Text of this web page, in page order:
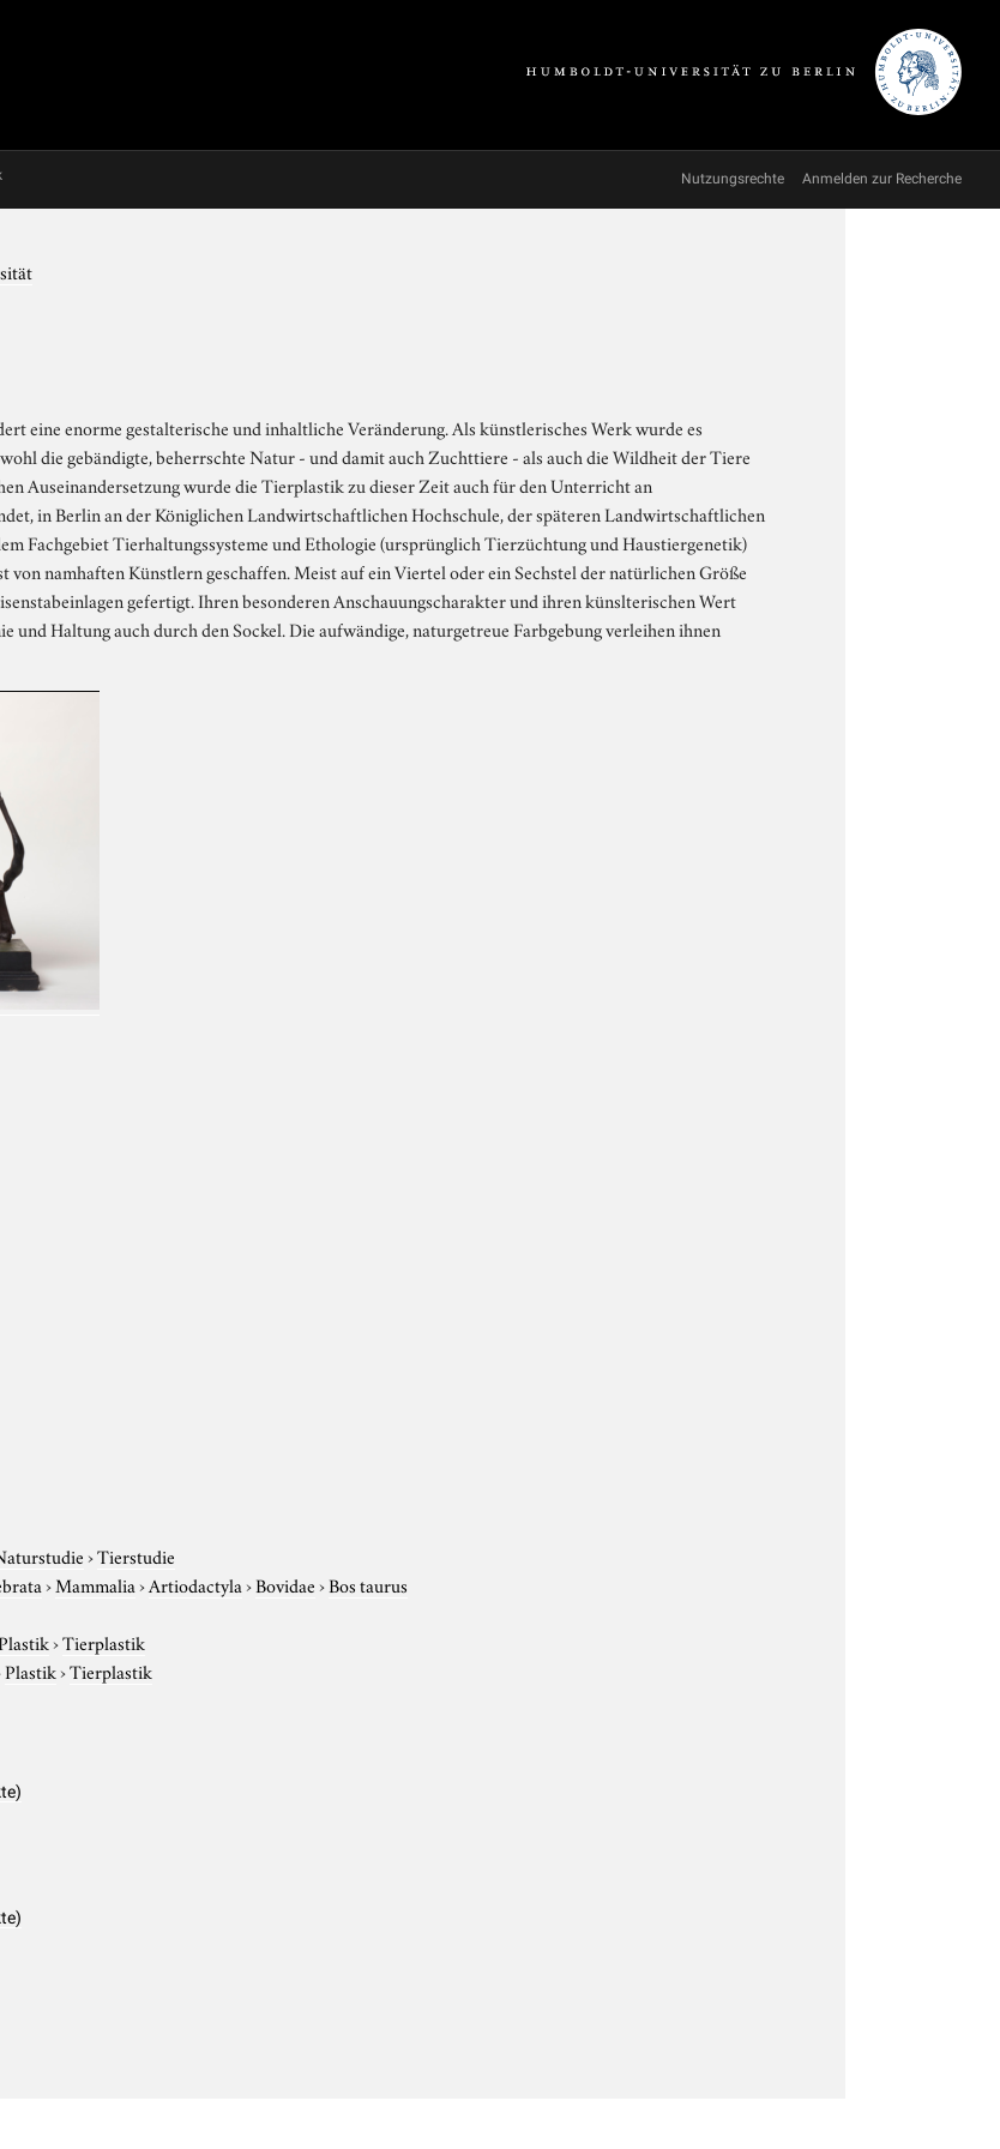
Nutzungsrechte Anmelden zur Recherche
eine enorme gestalterische und inhaltliche Veränderung. Als künstlerisches Werk wurde es
die gebändigte, beherrschte Natur - und damit auch Zuchttiere - als auch die Wildheit der Tiere
Auseinandersetzung wurde die Tierplastik zu dieser Zeit auch für den Unterricht an
in Berlin an der Königlichen Landwirtschaftlichen Hochschule, der späteren Landwirtschaftlichen
Fachgebiet Tierhaltungssysteme und Ethologie (ursprünglich Tierzüchtung und Haustiergenetik)
von namhaften Künstlern geschaffen. Meist auf ein Viertel oder ein Sechstel der natürlichen Größe
gefertigt. Ihren besonderen Anschauungscharakter und ihren künslterischen Wert
und Haltung auch durch den Sockel. Die aufwändige, naturgetreue Farbgebung verleihen ihnen
›Tierstudie
›Mammalia›Artiodactyla›Bovidae›Bos taurus
›Tierplastik
Plastik›Tierplastik